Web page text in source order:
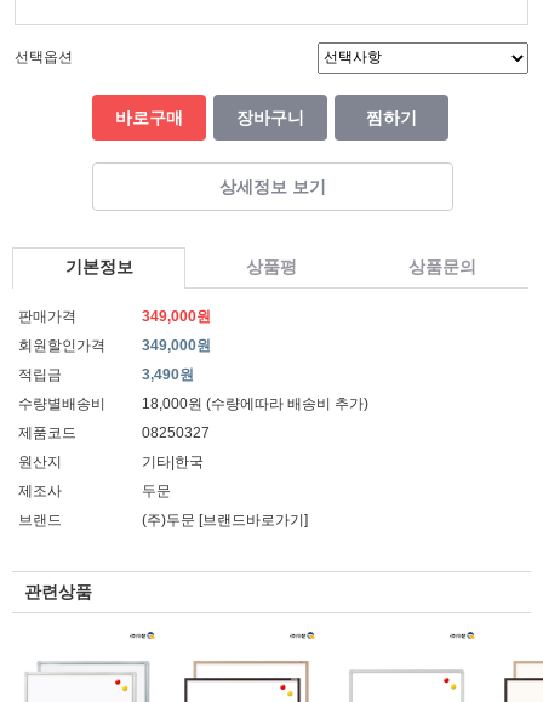
선택옵션
바로구매 장바구니 찜하기
상세정보 보기
기본정보 상품평 상품문의
판매가격
349,000원
회원할인가격
349,000원
적립금
3,490원
수량별배송비
18,000원 (수량에따라 배송비 추가)
제품코드
08250327
원산지
기타|한국
제조사
두문
브랜드
(주)두문 [브랜드바로가기]
관련상품